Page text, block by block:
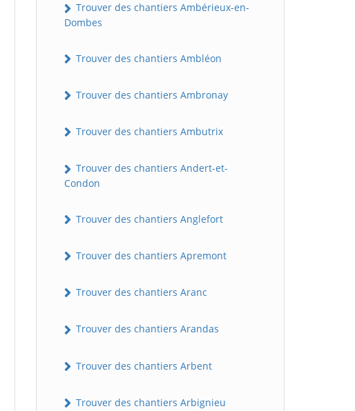
Trouver des chantiers Ambérieux-en-
Dombes
Trouver des chantiers Ambléon
Trouver des chantiers Ambronay
Trouver des chantiers Ambutrix
Trouver des chantiers Andert-et-
Condon
Trouver des chantiers Anglefort
Trouver des chantiers Apremont
Trouver des chantiers Aranc
Trouver des chantiers Arandas
Trouver des chantiers Arbent
Trouver des chantiers Arbignieu